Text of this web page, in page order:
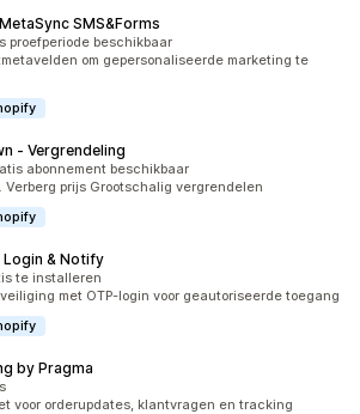
SMS&Forms
proefperiode beschikbaar
om gepersonaliseerde marketing te
‑ Vergrendeling
totaal
abonnement beschikbaar
Verberg prijs Grootschalig vergrendelen
Login & Notify
totaal
te installeren
met OTP-login voor geautoriseerde toegang
by Pragma
voor orderupdates, klantvragen en tracking